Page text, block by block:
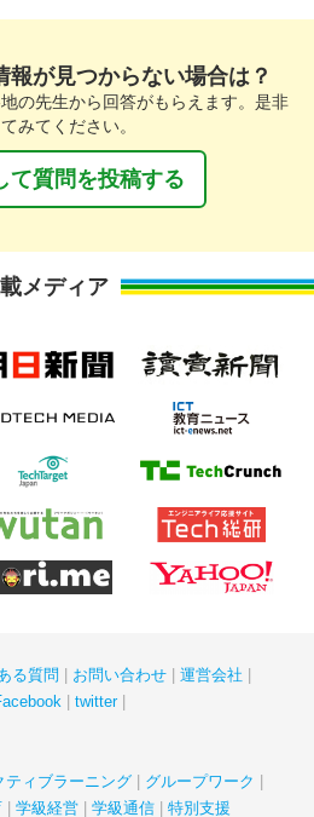
報が見つからない場合は？
の先生から回答がもらえます。是非
みてください。
て質問を投稿する
メディア
る質問 お問い合わせ
運営会社
twitter
ティブラーニング
グループワーク
学級経営 学級通信 特別支援